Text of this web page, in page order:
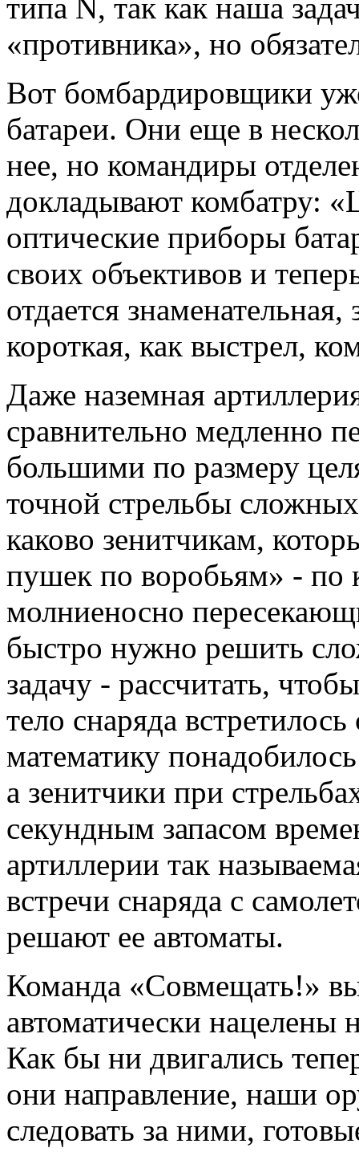
типа N, так как наша
«противника», но
Вот бомбардировщики
батареи. Они еще в
нее, но командиры
докладывают комбатру:
оптические приборы
своих объективов и
отдается
короткая, как выстрел,
Даже наземная
сравнительно медленно
большими по размеру
точной стрельбы
каково зенитчикам,
пушек по воробьям» - по
молниеносно
быстро нужно решить
задачу - рассчитать,
тело снаряда
математику
а зенитчики при
секундным запасом
артиллерии так
встречи снаряда с
решают ее автоматы.
Команда «Совмещать!»
автоматически нацелены
Как бы ни двигались
они направление, наши
следовать за ними,